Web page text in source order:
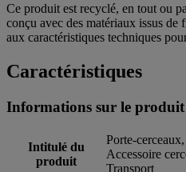
Ce produit est recyclé, en tout ou
conçu avec des matériaux issus de
aux caractéristiques techniques
Caractéristiques
Informations sur le produit
Intitulé du
produit
Porte-
Accessoire
Transport